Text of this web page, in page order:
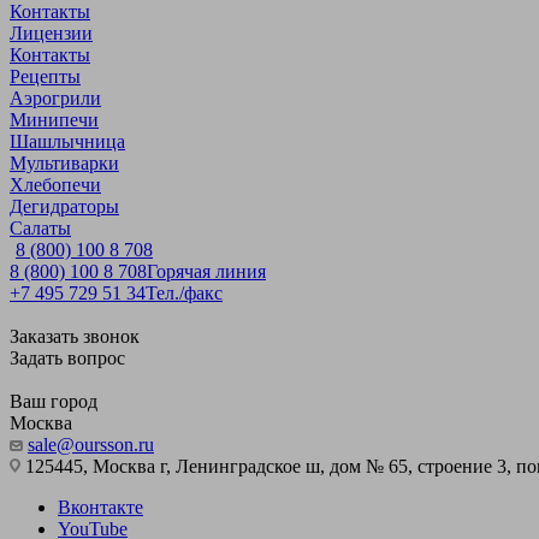
Контакты
Лицензии
Контакты
Рецепты
Аэрогрили
Минипечи
Шашлычница
Мультиварки
Хлебопечи
Дегидраторы
Салаты
8 (800) 100 8 708
8 (800) 100 8 708Горячая линия
+7 495 729 51 34Тел./факс
Заказать звонок
Задать вопрос
Ваш город
Москва
sale@oursson.ru
125445, Москва г, Ленинградское ш, дом № 65, строение 3,
Вконтакте
YouTube